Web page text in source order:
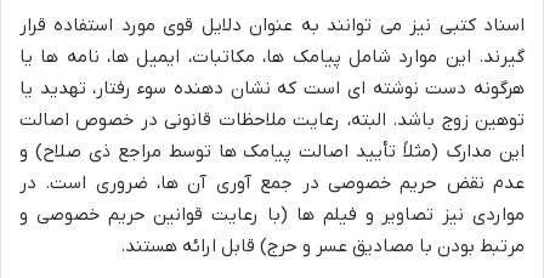
اسناد کتبی نیز می توانند به عنوان دلایل قوی مورد استفاده قرار
گیرند. این موارد شامل پیامک ها، مکاتبات، ایمیل ها، نامه ها یا
هرگونه دست نوشته ای است که نشان دهنده سوء رفتار، تهدید یا
توهین زوج باشد. البته، رعایت ملاحظات قانونی در خصوص اصالت
این مدارک (مثلاً تأیید اصالت پیامک ها توسط مراجع ذی صلاح) و
عدم نقض حریم خصوصی در جمع آوری آن ها، ضروری است. در
مواردی نیز تصاویر و فیلم ها (با رعایت قوانین حریم خصوصی و
مرتبط بودن با مصادیق عسر و حرج) قابل ارائه هستند.